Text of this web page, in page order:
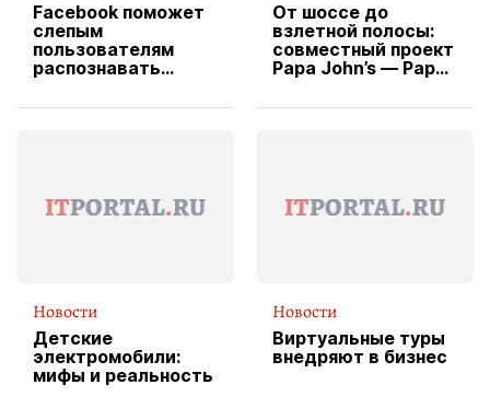
Facebook поможет
слепым
пользователям
распознавать
От шоссе до
взлетной полосы:
совместный проект
Papa John’s — Papa
вводит
Новости
Детские
электромобили:
мифы и реальность
Новости
Виртуальные туры
внедряют в бизнес